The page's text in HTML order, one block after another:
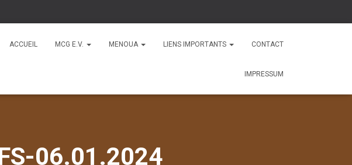
ACCUEIL MCG E.V. MENOUA LIENS IMPORTANTS CONTACT
IMPRESSUM
06.01.2024